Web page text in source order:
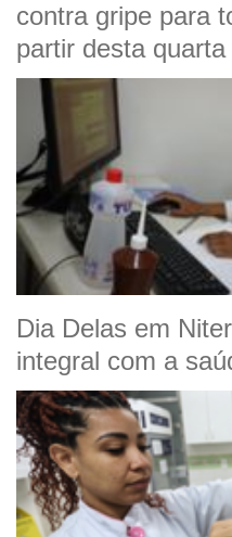
contra gripe para
partir desta quarta
Dia Delas em
integral com a